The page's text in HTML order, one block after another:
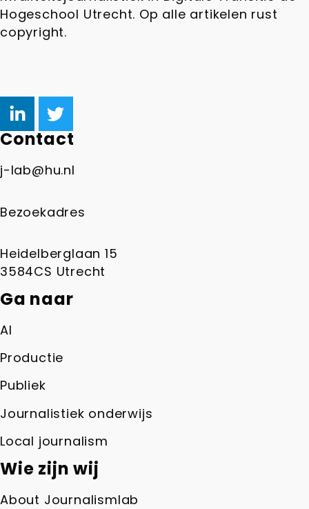
Hogeschool Utrecht. Op alle artikelen rust
copyright.
Contact
j-lab@hu.nl
Bezoekadres
Heidelberglaan 15
3584CS Utrecht
Ga naar
AI
Productie
Publiek
Journalistiek onderwijs
Local journalism
Wie zijn wij
About Journalismlab